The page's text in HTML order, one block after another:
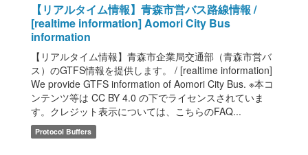
【リアルタイム情報】青森市営バス路線情報 /
[realtime information] Aomori City Bus
information
【リアルタイム情報】青森市企業局交通部（青森市営バ
ス）のGTFS情報を提供します。 / [realtime information]
We provide GTFS information of Aomori City Bus. ※本コ
ンテンツ等は CC BY 4.0 の下でライセンスされていま
す。クレジット表示については、こちらのFAQ...
Protocol Buffers